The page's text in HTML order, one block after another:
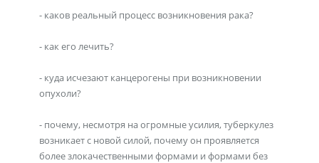
- каков реальный процесс возникновения рака?
- как его лечить?
- куда исчезают канцерогены при возникновении
опухоли?
- почему, несмотря на огромные усилия, туберкулез
возникает с новой силой, почему он проявляется
более злокачественными формами и формами без